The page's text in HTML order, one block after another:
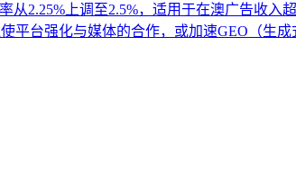
从2.25%上调至2.5%，适用于在澳广告收
平台强化与媒体的合作，或加速GEO（生成